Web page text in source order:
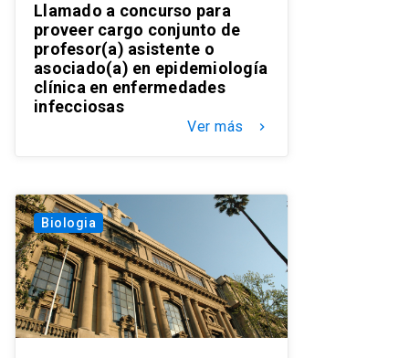
Llamado a concurso para
proveer cargo conjunto de
profesor(a) asistente o
asociado(a) en epidemiología
clínica en enfermedades
infecciosas
Ver más keyboard_arrow_right
Biologia